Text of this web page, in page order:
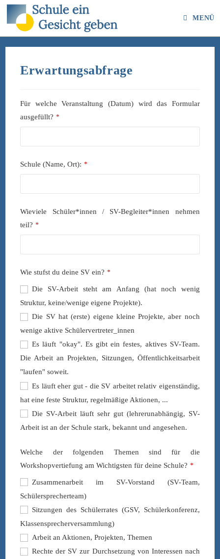
Zum
springen
MENÜ
Erwartungsabfrage
Für welche Veranstaltung (Datum) wird das Formular
ausgefüllt? *
Schule (Name, Ort): *
Wieviele Schüler*innen / SV-Begleiter*innen nehmen
teil? *
Wie stufst du deine SV ein? *
Die SV-Arbeit steht am Anfang (hat noch wenig
Struktur, keine/wenige eigene Projekte).
Die SV hat (erste) eigene kleine Projekte, aber noch
wenige aktive Schülervertreter_innen
Es läuft "okay". Es gibt ein festes, aktives SV-Team.
Die Arbeit an Projekten, Sitzungen, Öffentlichkeitsarbeit
"laufen" soweit.
Es läuft eher gut - die SV arbeitet relativ eigenständig,
hat eine feste Struktur, regelmäßige Aktionen, ...
Die SV-Arbeit läuft sehr gut (lehrerunabhängig, SV-
Arbeit ist an der Schule stark, bekannt und angesehen.
Welche der folgenden Themen sind für die
Workshopvertiefung am Wichtigsten für deine Schule? *
Zusammenarbeit im SV-Vorstand (SV-Team,
Schülersprecherteam)
Sitzungen des Schülerrates (GSV, Schülerkonferenz,
Klassensprecherversammlung)
Arbeit an Aktionen, Projekten, Themen
Rechte der SV zur Durchsetzung von Interessen nach